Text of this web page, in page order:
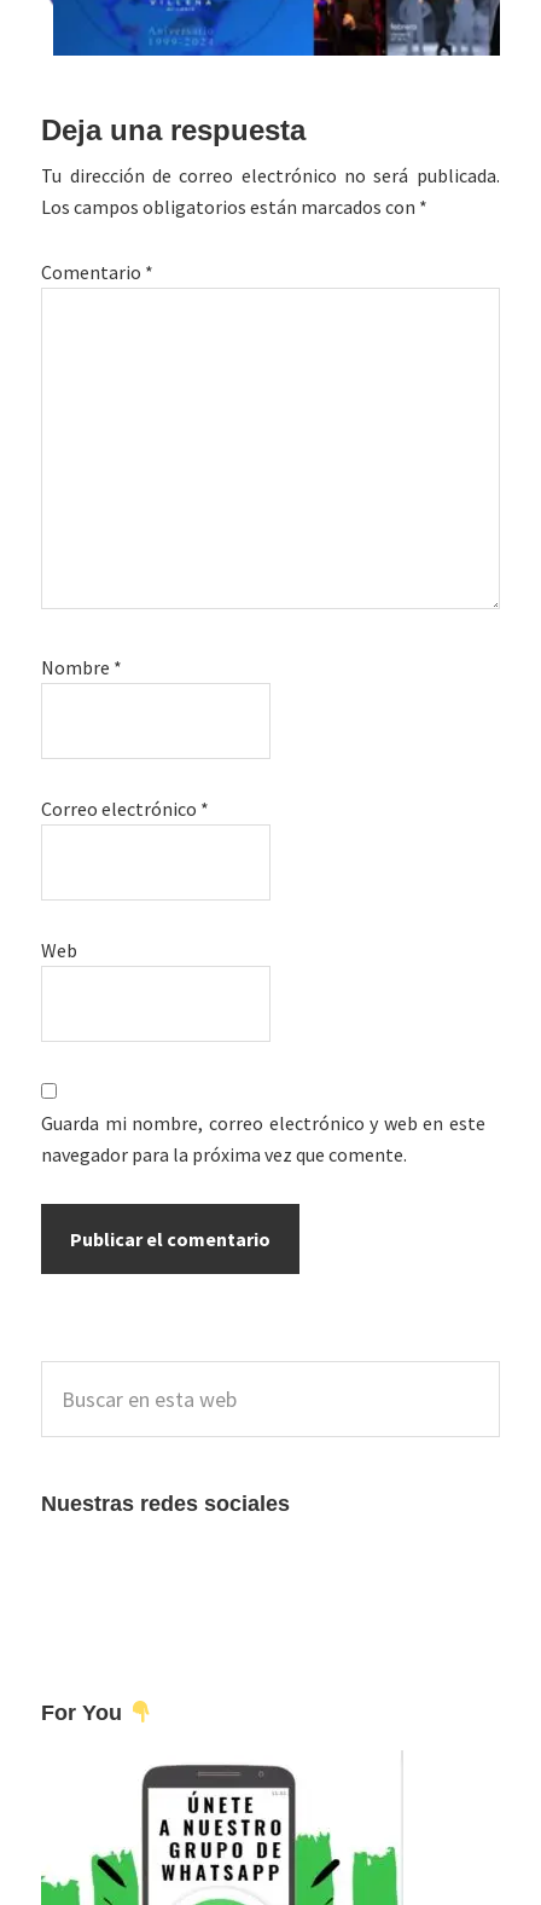
Interacciones
con
los
Deja una respuesta
Tu dirección de correo electrónico no será publicada.
Los campos obligatorios están marcados con *
Comentario *
Nombre *
Correo electrónico *
Web
Guarda mi nombre, correo electrónico y web en este
navegador para la próxima vez que comente.
Barra
lateral
esta
Nuestras redes sociales
For You